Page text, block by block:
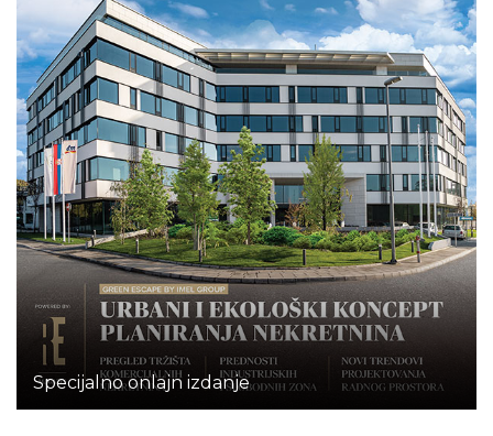
Specijalno onlajn izdanje